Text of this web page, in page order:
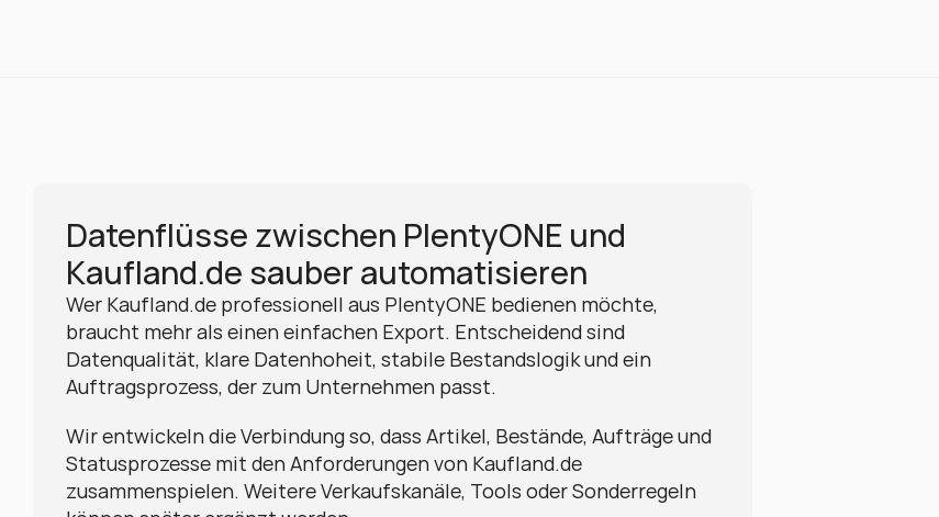
Datenflüsse zwischen PlentyONE und
Kaufland.de sauber automatisieren
Wer Kaufland.de professionell aus PlentyONE bedienen möchte,
braucht mehr als einen einfachen Export. Entscheidend sind
Datenqualität, klare Datenhoheit, stabile Bestandslogik und ein
Auftragsprozess, der zum Unternehmen passt.
Wir entwickeln die Verbindung so, dass Artikel, Bestände, Aufträge und
Statusprozesse mit den Anforderungen von Kaufland.de
zusammenspielen. Weitere Verkaufskanäle, Tools oder Sonderregeln